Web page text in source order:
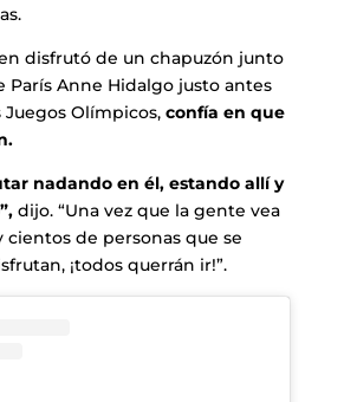
disfrutó de un chapuzón junto
París Anne Hidalgo justo antes
Olímpicos, confía en que
nadando en él, estando allí y
dijo. “Una vez que la gente vea
cientos de personas que se
¡todos querrán ir!”.